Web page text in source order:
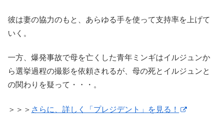
彼は妻の協力のもと、あらゆる手を使って支持率を上げて
いく。
一方、爆発事故で母を亡くした青年ミンギはイルジュンか
ら選挙過程の撮影を依頼されるが、母の死とイルジュンと
の関わりを疑って・・・。
＞＞＞ さらに、詳しく「プレジデント」を見る！